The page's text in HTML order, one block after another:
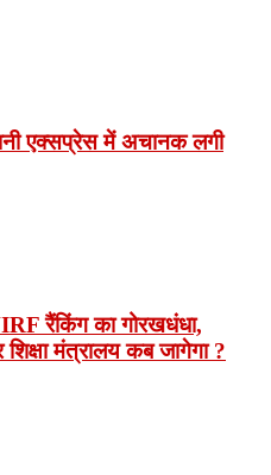
एक्सप्रेस में अचानक लगी
रैंकिंग का गोरखधंधा,
मंत्रालय कब जागेगा ?